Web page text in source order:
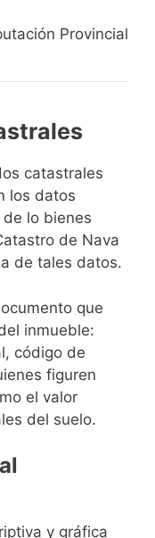
Provincial
catastrales
los datos
lo bienes
de Nava
de tales datos.
que
inmueble:
código de
figuren
el valor
del suelo.
y gráfica